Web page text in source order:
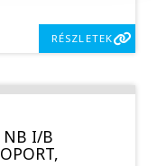
RÉSZLETEK
NB I/B